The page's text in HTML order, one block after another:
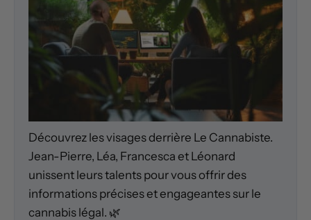
Découvrez les visages derrière Le Cannabiste.
Jean-Pierre, Léa, Francesca et Léonard
unissent leurs talents pour vous offrir des
informations précises et engageantes sur le
cannabis légal. 🌿